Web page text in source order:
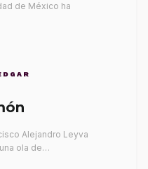
de México ha
Alejandro Leyva
ola de…